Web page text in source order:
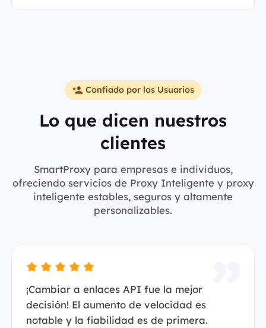
Confiado por los Usuarios
Lo que dicen nuestros
clientes
SmartProxy para empresas e individuos,
ofreciendo servicios de Proxy Inteligente y proxy
inteligente estables, seguros y altamente
personalizables.
¡Cambiar a enlaces API fue la mejor
decisión! El aumento de velocidad es
notable y la fiabilidad es de primera.